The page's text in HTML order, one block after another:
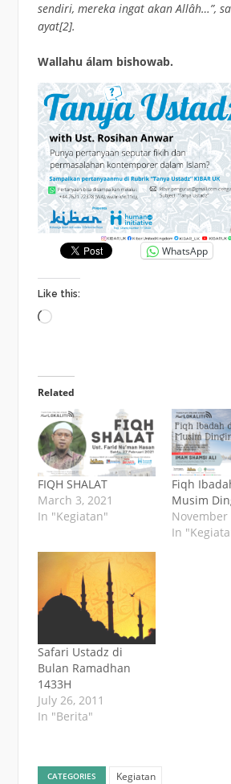
sendiri, mereka ingat akan Allâh…”,
ayat[2].
Wallahu álam bishowab.
WhatsApp
Like this:
Loading…
Related
FIQH SHALAT
March 3, 2021
In "Kegiatan"
Fiqh
Musim
November
In
Safari Ustadz di
Bulan Ramadhan
1433H
July 26, 2011
In "Berita"
CATEGORIES Kegiatan